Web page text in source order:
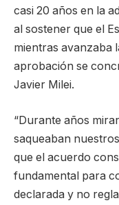
casi 20 años en la
al sostener que el
mientras avanzaba
aprobación se
Javier Milei.
“Durante años
saqueaban
que el acuerdo
fundamental para
declarada y no